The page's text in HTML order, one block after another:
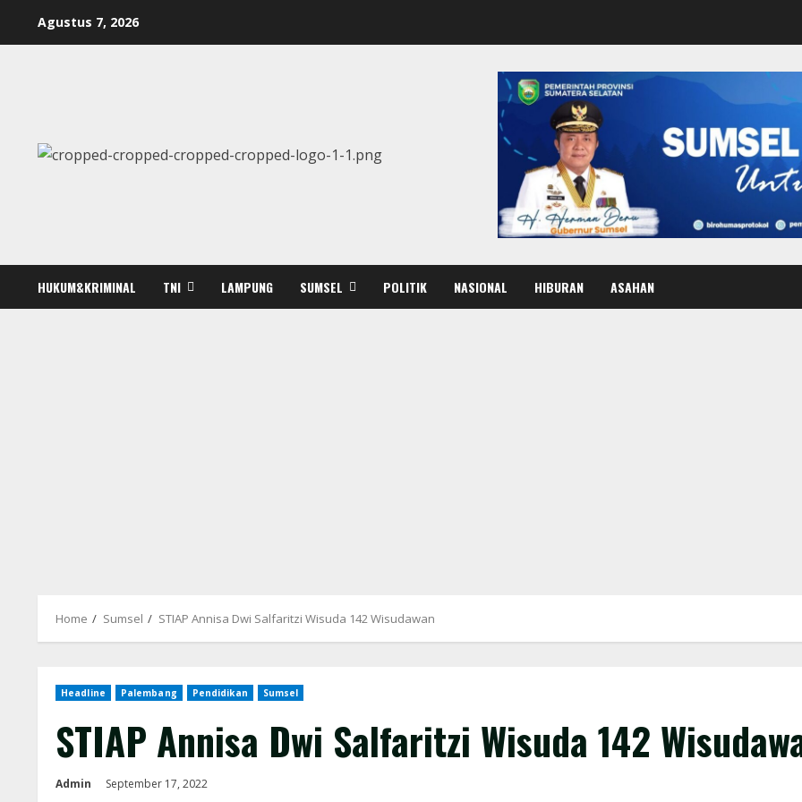
Agustus 7, 2026
HUKUM&KRIMINAL TNI LAMPUNG SUMSEL POLITIK NASIONAL HIBURAN ASAHAN
Home Sumsel STIAP Annisa Dwi Salfaritzi Wisuda 142 Wisudawan
Headline Palembang Pendidikan Sumsel
STIAP Annisa Dwi Salfaritzi Wisuda 142
Admin September 17, 2022